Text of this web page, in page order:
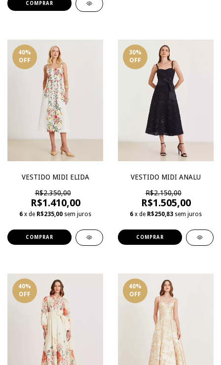
COMPRAR
40%
OFF
VESTIDO MIDI ELIDA
R$2.350,00
R$1.410,00
6 x de R$235,00 sem juros
COMPRAR
30%
OFF
VESTIDO MIDI ANALU
R$2.150,00
R$1.505,00
6 x de R$250,83 sem juros
COMPRAR
40%
OFF
40%
OFF